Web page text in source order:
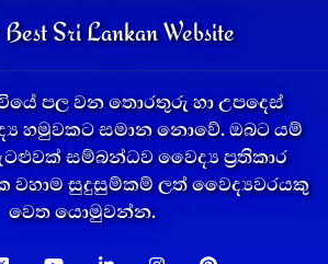
Sri Lankan Website
පල වන තොරතුරු හා උපදෙස්
හමුවකට සමාන නොවේ. ඔබට යම්
සම්බන්ධව වෛද්‍ය ප්‍රතිකාර
වහාම සුදුසුම්කම් ලත් වෛද්‍යවරයකු
වෙත යොමුවන්න.